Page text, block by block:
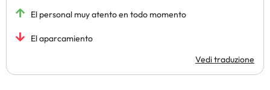
El personal muy atento en todo momento
El aparcamiento
Vedi traduzione